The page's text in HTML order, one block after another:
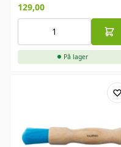
129,00
På lager